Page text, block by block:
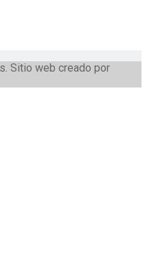
Sitio web creado por